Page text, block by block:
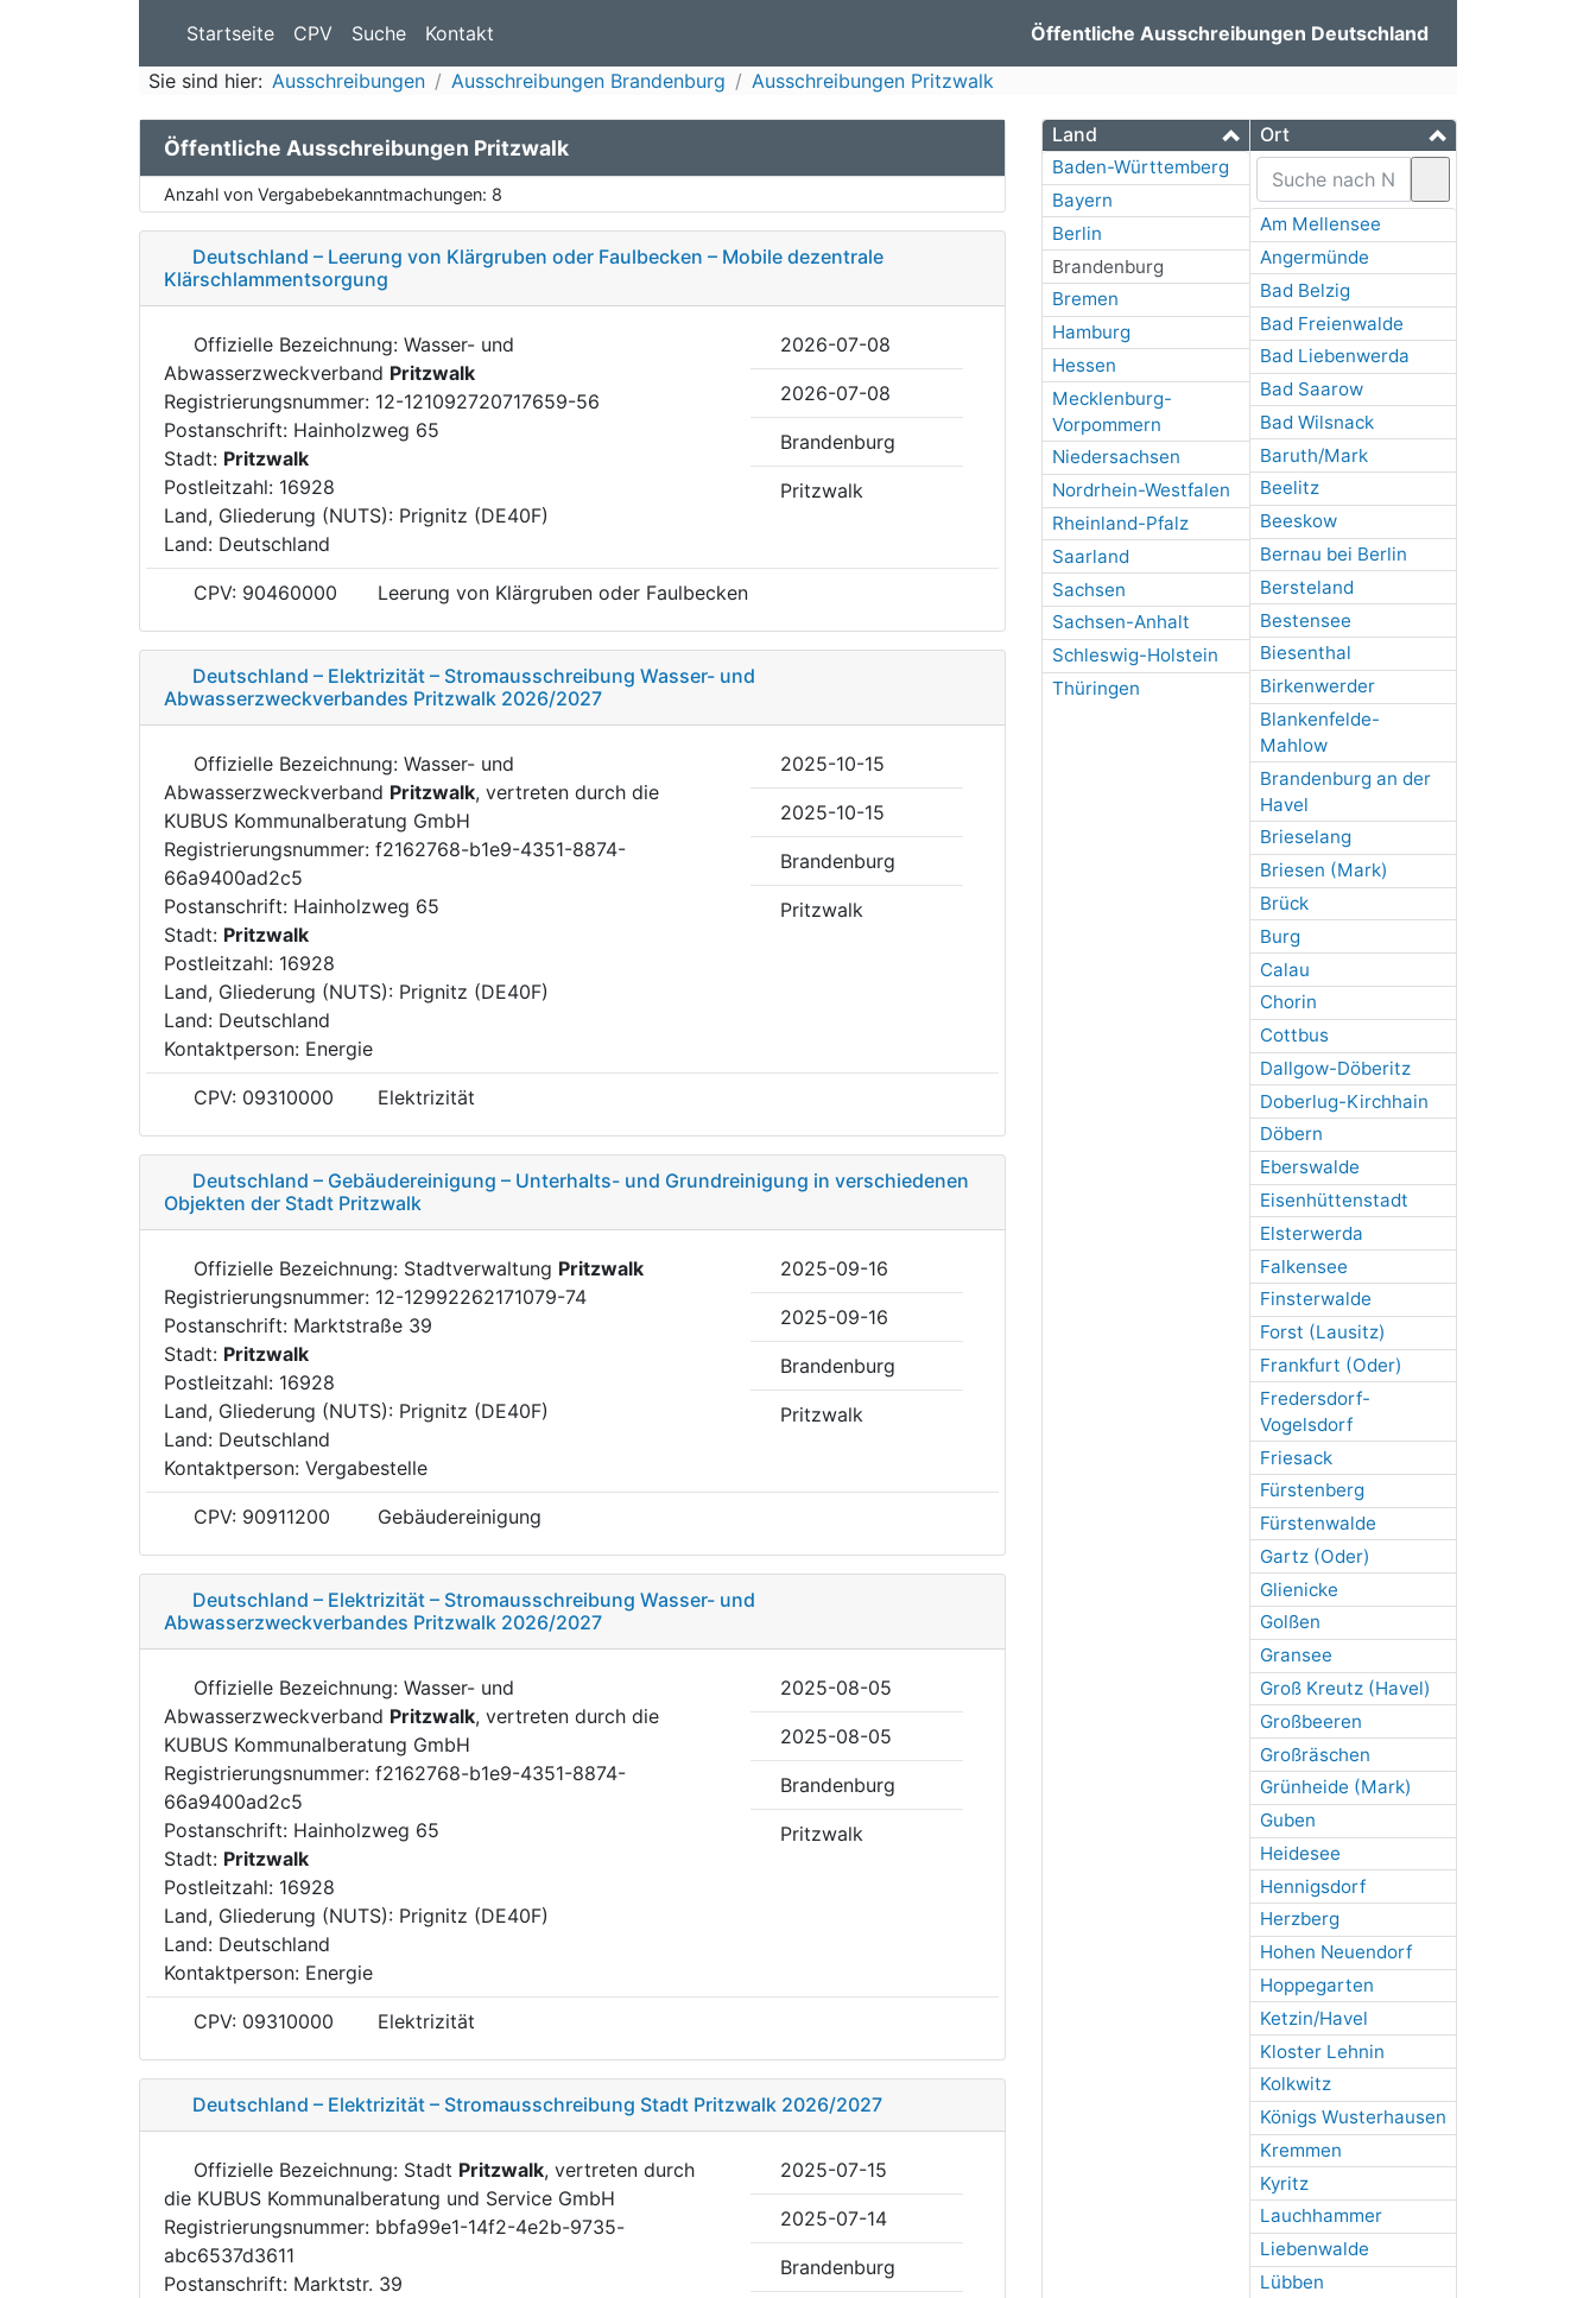
Startseite CPV Suche Kontakt Öffentliche Ausschreibungen Deutschland
Sie sind hier: Ausschreibungen Ausschreibungen Brandenburg Ausschreibungen Pritzwalk
Land
Baden-Württemberg
Bayern
Berlin
Brandenburg
Bremen
Hamburg
Hessen
Mecklenburg-
Vorpommern
Niedersachsen
Nordrhein-Westfalen
Rheinland-Pfalz
Saarland
Sachsen
Sachsen-Anhalt
Schleswig-Holstein
Thüringen
Ort
Am Mellensee
Angermünde
Bad Belzig
Bad Freienwalde
Bad Liebenwerda
Bad Saarow
Bad Wilsnack
Baruth/Mark
Beelitz
Beeskow
Bernau bei Berlin
Bersteland
Bestensee
Biesenthal
Birkenwerder
Blankenfelde-
Mahlow
Brandenburg an der
Havel
Brieselang
Briesen (Mark)
Brück
Burg
Calau
Chorin
Cottbus
Dallgow-Döberitz
Doberlug-Kirchhain
Döbern
Eberswalde
Eisenhüttenstadt
Elsterwerda
Falkensee
Finsterwalde
Forst (Lausitz)
Frankfurt (Oder)
Fredersdorf-
Vogelsdorf
Friesack
Fürstenberg
Fürstenwalde
Gartz (Oder)
Glienicke
Golßen
Gransee
Groß Kreutz (Havel)
Großbeeren
Großräschen
Grünheide (Mark)
Guben
Heidesee
Hennigsdorf
Herzberg
Hohen Neuendorf
Hoppegarten
Ketzin/Havel
Kloster Lehnin
Kolkwitz
Königs Wusterhausen
Kremmen
Kyritz
Lauchhammer
Liebenwalde
Lübben
Öffentliche Ausschreibungen Pritzwalk
Anzahl von Vergabebekanntmachungen: 8
Deutschland – Leerung von Klärgruben oder Faulbecken – Mobile dezentrale
Klärschlammentsorgung
Offizielle Bezeichnung: Wasser- und
Abwasserzweckverband Pritzwalk
Registrierungsnummer: 12-121092720717659-56
Postanschrift: Hainholzweg 65
Stadt: Pritzwalk
Postleitzahl: 16928
Land, Gliederung (NUTS): Prignitz (DE40F)
Land: Deutschland
2026-07-08
2026-07-08
Brandenburg
Pritzwalk
CPV: 90460000 Leerung von Klärgruben oder Faulbecken
Deutschland – Elektrizität – Stromausschreibung Wasser- und
Abwasserzweckverbandes Pritzwalk 2026/2027
Offizielle Bezeichnung: Wasser- und
Abwasserzweckverband Pritzwalk, vertreten durch die
KUBUS Kommunalberatung GmbH
Registrierungsnummer: f2162768-b1e9-4351-8874-
66a9400ad2c5
Postanschrift: Hainholzweg 65
Stadt: Pritzwalk
Postleitzahl: 16928
Land, Gliederung (NUTS): Prignitz (DE40F)
Land: Deutschland
Kontaktperson: Energie
2025-10-15
2025-10-15
Brandenburg
Pritzwalk
CPV: 09310000 Elektrizität
Deutschland – Gebäudereinigung – Unterhalts- und Grundreinigung in verschiedenen
Objekten der Stadt Pritzwalk
Offizielle Bezeichnung: Stadtverwaltung Pritzwalk
Registrierungsnummer: 12-12992262171079-74
Postanschrift: Marktstraße 39
Stadt: Pritzwalk
Postleitzahl: 16928
Land, Gliederung (NUTS): Prignitz (DE40F)
Land: Deutschland
Kontaktperson: Vergabestelle
2025-09-16
2025-09-16
Brandenburg
Pritzwalk
CPV: 90911200 Gebäudereinigung
Deutschland – Elektrizität – Stromausschreibung Wasser- und
Abwasserzweckverbandes Pritzwalk 2026/2027
Offizielle Bezeichnung: Wasser- und
Abwasserzweckverband Pritzwalk, vertreten durch die
KUBUS Kommunalberatung GmbH
Registrierungsnummer: f2162768-b1e9-4351-8874-
66a9400ad2c5
Postanschrift: Hainholzweg 65
Stadt: Pritzwalk
Postleitzahl: 16928
Land, Gliederung (NUTS): Prignitz (DE40F)
Land: Deutschland
Kontaktperson: Energie
2025-08-05
2025-08-05
Brandenburg
Pritzwalk
CPV: 09310000 Elektrizität
Deutschland – Elektrizität – Stromausschreibung Stadt Pritzwalk 2026/2027
Offizielle Bezeichnung: Stadt Pritzwalk, vertreten durch
die KUBUS Kommunalberatung und Service GmbH
Registrierungsnummer: bbfa99e1-14f2-4e2b-9735-
abc6537d3611
Postanschrift: Marktstr. 39
2025-07-15
2025-07-14
Brandenburg